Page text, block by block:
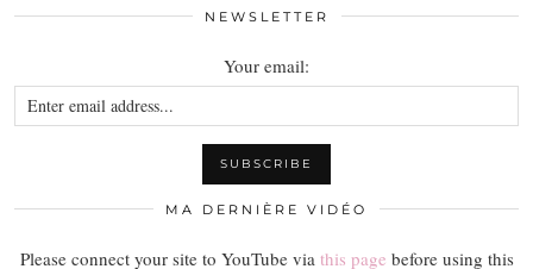
NEWSLETTER
Your email:
MA DERNIÈRE VIDÉO
Please connect your site to YouTube via this page before using this